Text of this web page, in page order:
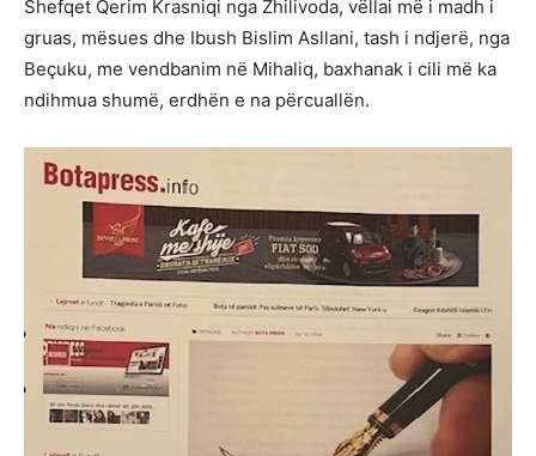
Shefqet Qerim Krasniqi nga Zhilivoda, vëllai më i madh i
gruas, mësues dhe Ibush Bislim Asllani, tash i ndjerë, nga
Beçuku, me vendbanim në Mihaliq, baxhanak i cili më ka
ndihmua shumë, erdhën e na përcuallën.